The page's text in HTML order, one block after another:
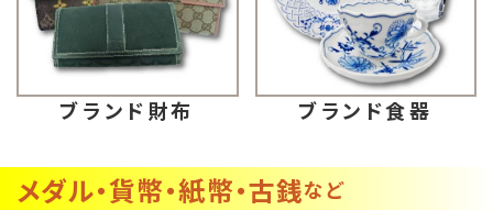
ブランド財布 ブランド食器
メダル・貨幣・紙幣・古銭など